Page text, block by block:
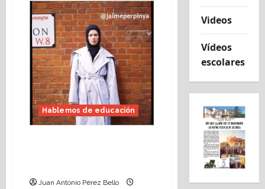
Viaje
con
las
letras
(Heraldo
Escolar)
Foto:
Jaime
Perpinyà
Hablemos de educación
Juan Antonio Pérez Bello
Videos
Vídeos
escolares